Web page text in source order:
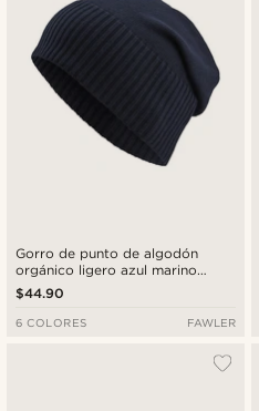
Gorro de punto de algodón
orgánico ligero azul marino
Konrad
$44.90
6 COLORES FAWLER